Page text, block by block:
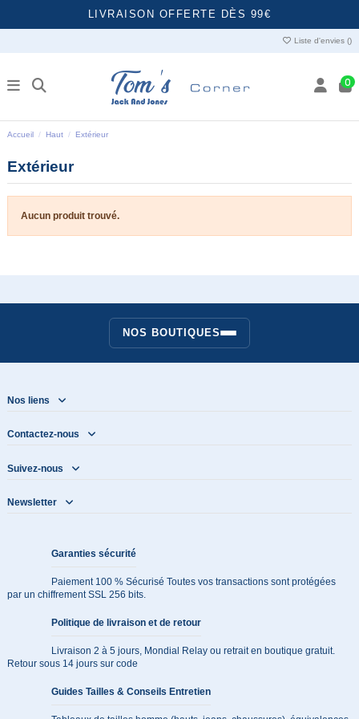
LIVRAISON OFFERTE DÈS 99€
Liste d'envies ()
0
Accueil Haut Extérieur
Extérieur
Aucun produit trouvé.
NOS BOUTIQUES
Nos liens
Contactez-nous
Suivez-nous
Newsletter
Garanties sécurité
Paiement 100 % Sécurisé Toutes vos transactions sont protégées
par un chiffrement SSL 256 bits.
Politique de livraison et de retour
Livraison 2 à 5 jours, Mondial Relay ou retrait en boutique gratuit.
Retour sous 14 jours sur code
Guides Tailles & Conseils Entretien